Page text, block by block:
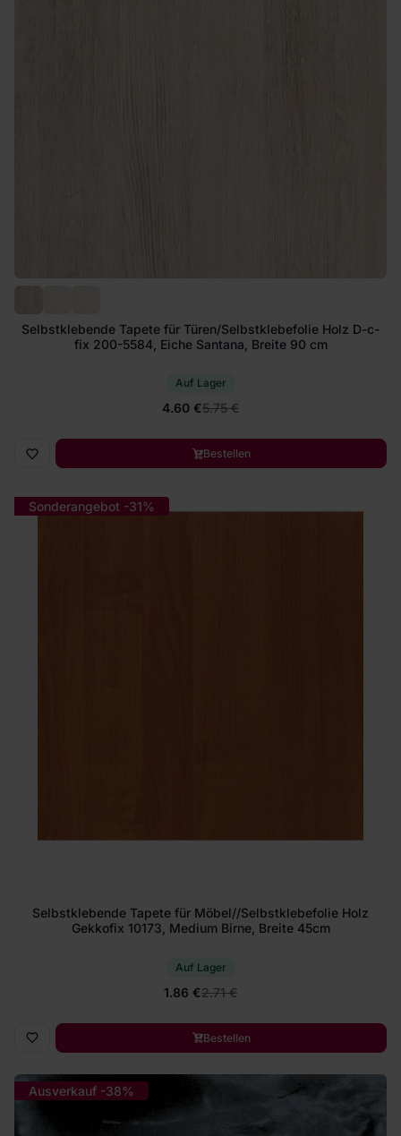
Selbstklebende Tapete für Türen/Selbstklebefolie Holz D-c-
fix 200-5584, Eiche Santana, Breite 90 cm
Auf Lager
4.60 €5.75 €
Bestellen
Sonderangebot -31%
Selbstklebende Tapete für Möbel//Selbstklebefolie Holz
Gekkofix 10173, Medium Birne, Breite 45cm
Auf Lager
1.86 €2.71 €
Bestellen
Ausverkauf -38%